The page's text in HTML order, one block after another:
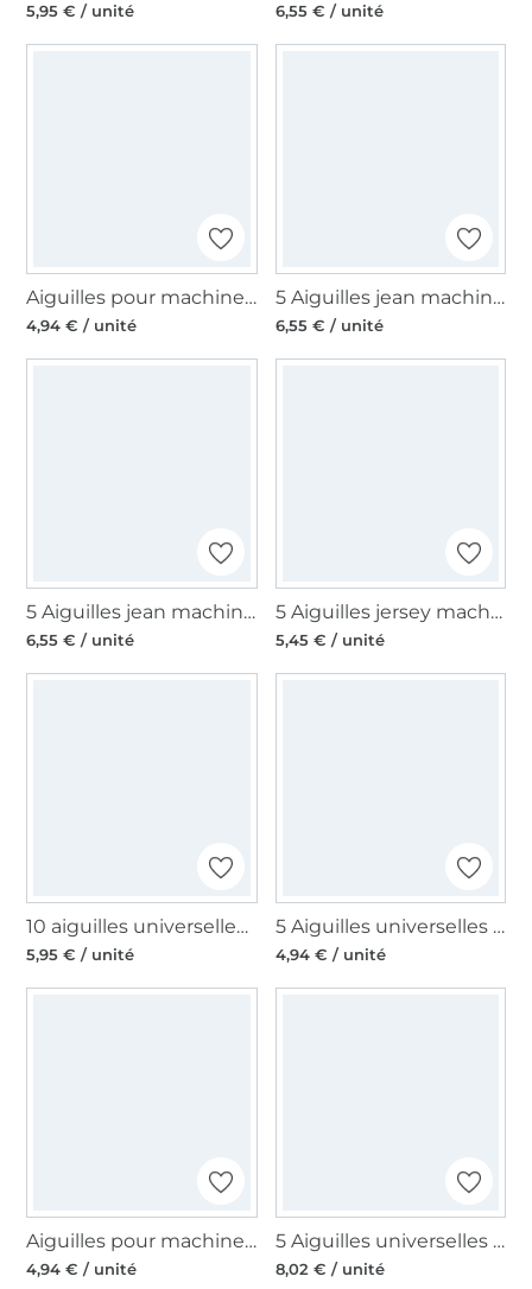
5,95 € / unité 6,55 € / unité
Aiguilles pour machines à coudre 130/705, universelles 90
4,94 € / unité
5 Aiguilles jean machine à coudre Organ, 130/705 H, 110
6,55 € / unité
5 Aiguilles jean machine à coudre Organ, 130/705 H-J, 90-100
6,55 € / unité
5 Aiguilles jersey machine à coudre Organ, 130/705 H, 70-100
5,45 € / unité
10 aiguilles universelles machine à coudre Organ Needles 130/705 H, 70-100
5,95 € / unité
5 Aiguilles universelles machine à coudre Organ Needles 130/705 H, 70-90
4,94 € / unité
Aiguilles pour machines à coudre 130/705, universelles 100
4,94 € / unité
5 Aiguilles universelles machine à coudre Madeira, titane, 130/705 H-PD, 75-90
8,02 € / unité